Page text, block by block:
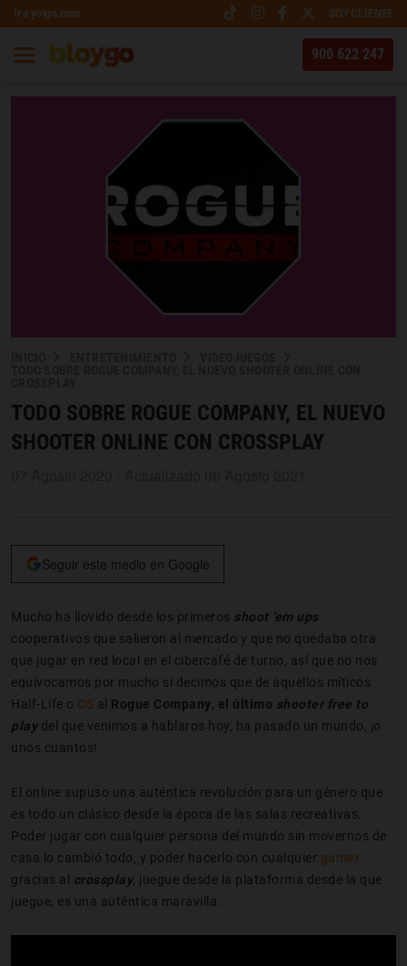
Ir a yoigo.com SOY CLIENTE
900 622 247
TODO SOBRE ROGUE COMPANY, EL NUEVO
SHOOTER ONLINE CON CROSSPLAY
Seguir este medio en Google
Mucho ha llovido desde los primeros shoot ’em ups
cooperativos que salieron al mercado y que no quedaba otra
que jugar en red local en el cibercafé de turno, así que no nos
equivocamos por mucho si decimos que de aquellos míticos
Half-Life o CS al Rogue Company el último shooter free to
playdel que venimos a hablaros hoy, ha pasado un mundo, ¡o
unos cuantos!
El online supuso una auténtica revolución para un género que
es todo un clásico desde la época de las salas recreativas.
Poder jugar con cualquier persona del mundo sin movernos de
casa lo cambió todo, y poder hacerlo con cualquier gamer
gracias al crossplay, juegue desde la plataforma desde la que
juegue, es una auténtica maravilla.